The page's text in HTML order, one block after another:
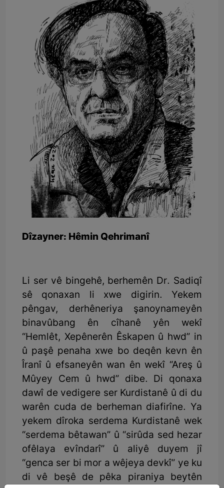
Dîzayner: Hêmin Qehrimanî
Li ser vê bingehê, berhemên Dr. Sadiqî
sê qonaxan li xwe digirin. Yekem
pêngav, derhêneriya şanoynameyên
binavûbang ên cîhanê yên wekî
“Hemlêt, Xepênerên Êskapen û hwd” in
û paşê penaha xwe bo deqên kevn ên
Îranî û efsaneyên wan ên wekî “Areş û
Mûyey Cem û hwd” dibe. Di qonaxa
dawî de vedigere ser Kurdistanê û di du
warên cuda de berheman diafirîne. Ya
yekem dîroka serdema Kurdistanê wek
“serdema bêtawan” û “sirûda sed hezar
ofêlaya evîndarî” û aliyê duyem jî
“genca ser bi mor a wêjeya devkî” ye ku
di vê beşê de pêka piraniya beytên